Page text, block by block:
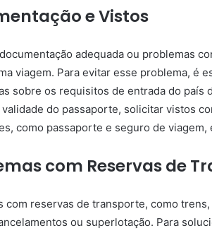
e Vistos
adequada ou problemas
viagem. Para evitar esse problema, é
sobre os requisitos de entrada do país
do passaporte, solicitar vistos
como passaporte e seguro de viagem,
com Reservas de
com reservas de transporte, como
ou superlotação. Para